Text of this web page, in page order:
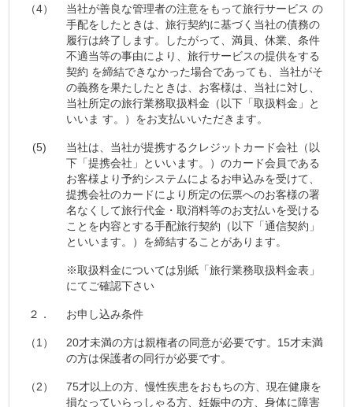
（4）
当社が善良な管理者の注意をもって旅行サービス の
手配をしたときは、旅行契約に基づく当社の債務の
履行は終了します。したがって、満員、休業、条件
不適当等の事由により、旅行サービスの提供をする
契約 を締結できなかった場合であっても、当社がそ
の義務を果たしたときは、お客様は、当社に対し、
当社所定の旅行業務取扱料金（以下「取扱料金」と
いいま す。）をお支払いいただきます。
(5)
当社は、当社が提携するクレジットカード会社（以
下「提携会社」といいます。）のカード会員である
お客様より予約システムによるお申込みを受けて、
提携会社のカードにより所定の伝票へのお客様の署
名なくして旅行代金・取消料等のお支払いを受ける
ことを内容とする手配旅行契約（以下「通信契約」
といいます。）を締結することがあります。
※取扱料金については別紙「旅行業務取扱料金表」
にてご確認下さい
２． お申し込み条件
（1）
20才未満の方は親権者の同意が必要です。15才未満
の方は保護者の同行が必要です。
（2）
75才以上の方、慢性疾患をおもちの方、現在健康を
損なっていらっしゃる方、妊娠中の方、身体に障害